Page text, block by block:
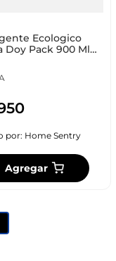
Ecologico
Doy Pack 900 Ml
por: Home Sentry
Agregar